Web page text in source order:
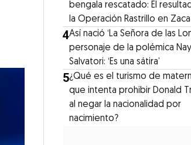
bengala rescatado: El
la Operación Rastrillo en
4⁠Así nació ‘La Señora de las
personaje de la polémica Nay
Salvatori: ‘Es una sátira’
5¿Qué es el turismo de
que intenta prohibir Donald
al negar la nacionalidad por
nacimiento?